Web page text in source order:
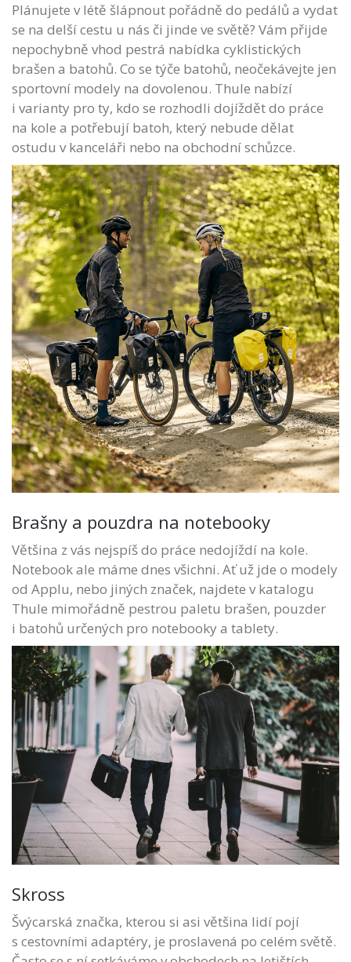
Plánujete v létě šlápnout pořádně do pedálů a vydat
se na delší cestu u nás či jinde ve světě? Vám přijde
nepochybně vhod pestrá nabídka cyklistických
brašen a batohů. Co se týče batohů, neočekávejte jen
sportovní modely na dovolenou. Thule nabízí
i varianty pro ty, kdo se rozhodli dojíždět do práce
na kole a potřebují batoh, který nebude dělat
ostudu v kanceláři nebo na obchodní schůzce.
Brašny a pouzdra na notebooky
Většina z vás nejspíš do práce nedojíždí na kole.
Notebook ale máme dnes všichni. Ať už jde o modely
od Applu, nebo jiných značek, najdete v katalogu
Thule mimořádně pestrou paletu brašen, pouzder
i batohů určených pro notebooky a tablety.
Skross
Švýcarská značka, kterou si asi většina lidí pojí
s cestovními adaptéry, je proslavená po celém světě.